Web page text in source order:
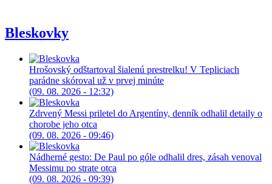
Bleskovky
Hrošovský odštartoval šialenú prestrelku! V Tepliciach
parádne skóroval už v prvej minúte
(09. 08. 2026 - 12:32)
Zdrvený Messi priletel do Argentíny, denník odhalil detaily o
chorobe jeho otca
(09. 08. 2026 - 09:46)
Nádherné gesto: De Paul po góle odhalil dres, zásah venoval
Messimu po strate otca
(09. 08. 2026 - 09:39)